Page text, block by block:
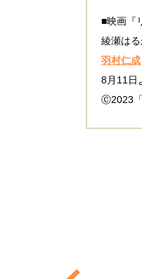
■映画『
綾瀬は
羽村仁成
8月11日
Ⓒ2023「